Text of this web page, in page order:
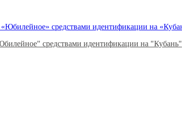
средствами идентификации на "Кубань"